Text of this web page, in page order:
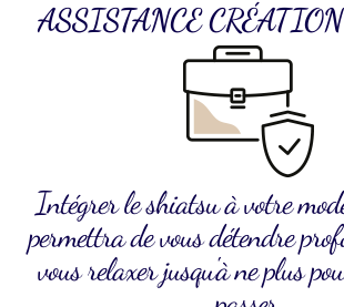
ASSISTANCE
Intégrer le shiatsu à votre
permettra de vous détendre
vous relaxer jusqu'à ne plus